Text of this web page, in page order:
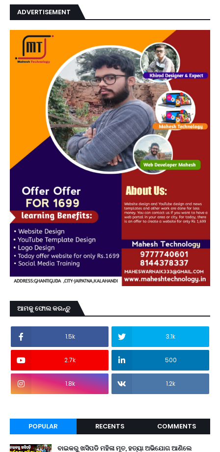
ADVERTISEMENT
ଆମକୁ ଫୋଲ କରନ୍ତୁ
1.5k 3.1k
2.7k 500
1.8k 1.2k
POPULAR RECENTS COMMENTS
ବାଇକରୁ ଖସିପଡି ମହିଳା ମୃତ, ହତ୍ୟା ଅଭିଯୋଗ ଆଣିଲେ